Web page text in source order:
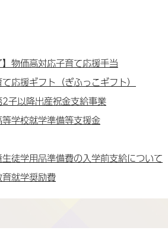
】物価高対応子育て応援手当
応援ギフト（ぎふっこギフト）
子以降出産祝金支給事業
学校就学準備等支援金
徒学用品準備費の入学前支給について
就学奨励費